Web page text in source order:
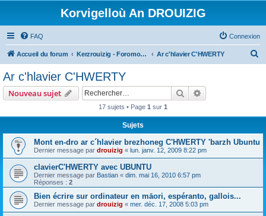
Korvigelloù An DROUIZIG
FAQ Connexion
Accueil du forum Kerzrouizig - Foromoù An Drouizig Ar c'hlavier C'HWERTY
Ar c'hlavier C'HWERTY
Nouveau sujet Rechercher
17 sujets • Page 1 sur 1
Sujets
Mont en-dro ar c´hlavier brezhoneg C'HWERTY 'barzh Ubuntu
Dernier message par drouizig « lun. janv. 12, 2009 8:22 pm
clavierC'HWERTY avec UBUNTU
Dernier message par Bastian « dim. mai 16, 2010 6:57 pm
Réponses : 2
Bien écrire sur ordinateur en māori, espéranto, gallois...
Dernier message par drouizig « mer. déc. 17, 2008 5:03 pm